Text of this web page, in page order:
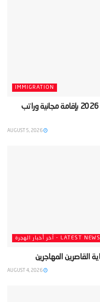
IMMIGRATION
‫برنامج تطوع ممول بالكامل في إيطاليا 2026 بإقامة مجانية وراتب
LATEST NEWS - آخر أخبار الهجرة